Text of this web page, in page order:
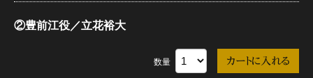
②豊前江役／立花裕大
数量